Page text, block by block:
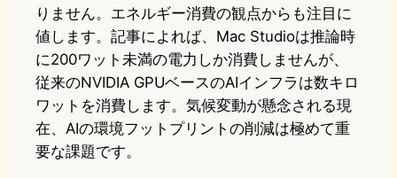
りません。エネルギー消費の観点からも注目に
値します。記事によれば、Mac Studioは推論時
に200ワット未満の電力しか消費しませんが、
従来のNVIDIA GPUベースのAIインフラは数キロ
ワットを消費します。気候変動が懸念される現
在、AIの環境フットプリントの削減は極めて重
要な課題です。